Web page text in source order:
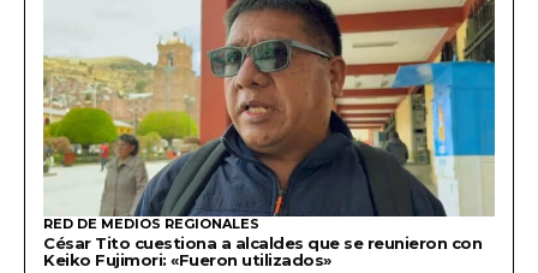
RED DE MEDIOS REGIONALES
César Tito cuestiona a alcaldes que se reunieron con
Keiko Fujimori: «Fueron utilizados»